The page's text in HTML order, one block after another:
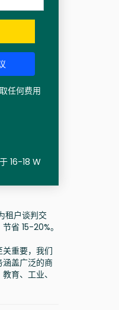
任何费用
16-18 W
户谈判交
省 15-20%。
重要，我们
盖广泛的商
育、工业、